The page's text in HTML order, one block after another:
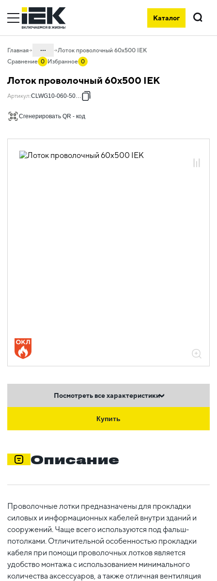
Каталог
Поиск
Главная ...
05.04.03 Лотки металлические
NESTA
Лоток проволочный 60х500 IEK
Сравнение 0 Избранное 0
Лоток проволочный 60х500 IEK
Артикул:CLWG10-060-500-3
Сгенерировать QR - код
Посмотреть все характеристики
Купить
Описание
Проволочные лотки предназначены для прокладки
силовых и информационных кабелей внутри зданий и
сооружений. Чаще всего используются под фальш-
потолками. Отличительной особенностью прокладки
кабеля при помощи проволочных лотков является
удобство монтажа с использованием минимального
количества аксессуаров, а также отличная вентиляция